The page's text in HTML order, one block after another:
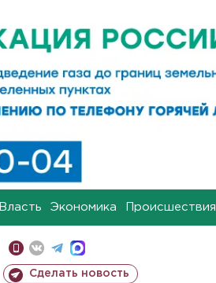
Власть Экономика Происшествия
Сделать новость